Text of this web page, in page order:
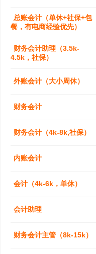
总账会计（单休+社保+包
餐，有电商经验优先）
财务会计助理（3.5k-
4.5k，社保）
外账会计（大小周休）
财务会计
财务会计（4k-8k,社保）
内账会计
会计（4k-6k，单休）
会计助理
财务会计主管（8k-15k）